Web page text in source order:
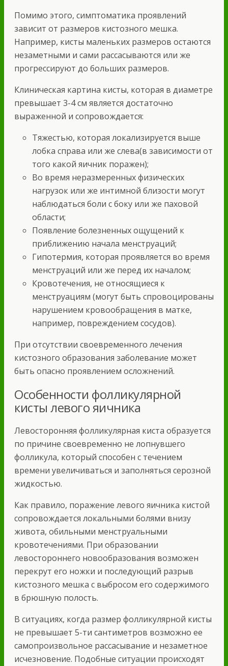
Помимо этого, симптоматика проявлений
зависит от размеров кистозного мешка.
Например, кисты маленьких размеров остаются
незаметными и сами рассасываются или же
прогрессируют до больших размеров.
Клиническая картина кисты, которая в диаметре
превышает 3-4 см является достаточно
выраженной и сопровождается:
Тяжестью, которая локализируется выше
лобка справа или же слева(в зависимости от
того какой яичник поражен);
Во время неразмеренных физических
нагрузок или же интимной близости могут
наблюдаться боли с боку или же паховой
области;
Появление болезненных ощущений к
приближению начала менструаций;
Гипотермия, которая проявляется во время
менструаций или же перед их началом;
Кровотечения, не относящиеся к
менструациям (могут быть спровоцированы
нарушением кровообращения в матке,
например, повреждением сосудов).
При отсутствии своевременного лечения
кистозного образования заболевание может
быть опасно проявлением осложнений.
Особенности фолликулярной
кисты левого яичника
Левосторонняя фолликулярная киста образуется
по причине своевременно не лопнувшего
фолликула, который способен с течением
времени увеличиваться и заполняться серозной
жидкостью.
Как правило, поражение левого яичника кистой
сопровождается локальными болями внизу
живота, обильными менструальными
кровотечениями. При образовании
левостороннего новообразования возможен
перекрут его ножки и последующий разрыв
кистозного мешка с выбросом его содержимого
в брюшную полость.
В ситуациях, когда размер фолликулярной кисты
не превышает 5-ти сантиметров возможно ее
самопроизвольное рассасывание и незаметное
исчезновение. Подобные ситуации происходят